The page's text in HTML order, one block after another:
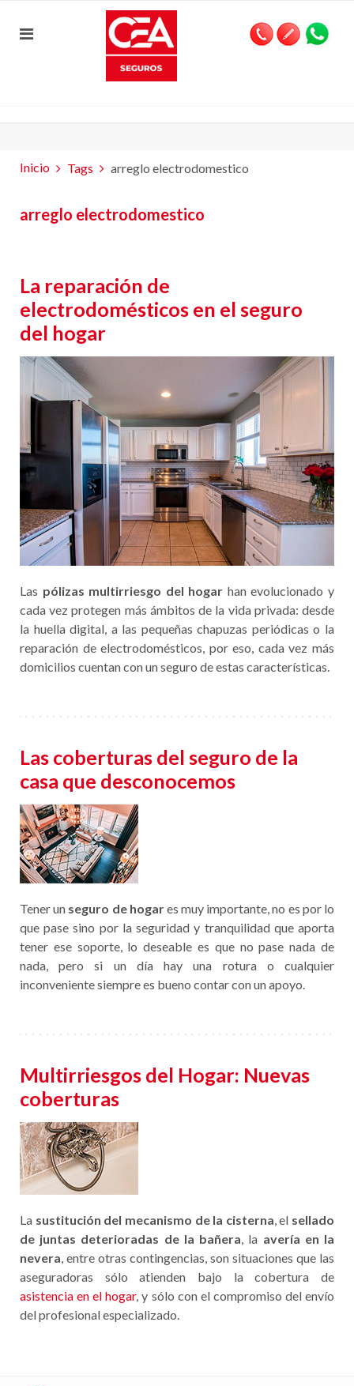
Inicio Tags arreglo electrodomestico
arreglo electrodomestico
La reparación de
electrodomésticos en el seguro
del hogar
Las pólizas multirriesgo del hogar han evolucionado y
cada vez protegen más ámbitos de la vida privada: desde
la huella digital, a las pequeñas chapuzas periódicas o la
reparación de electrodomésticos, por eso, cada vez más
domicilios cuentan con un seguro de estas características.
Las coberturas del seguro de la
casa que desconocemos
Tener un seguro de hogares muy importante,no es por lo
que pase sino por la seguridad y tranquilidad que aporta
tener ese soporte, lo deseable es que no pase nada de
nada, pero si un día hay una rotura o cualquier
inconveniente siempre es bueno contar con un apoyo.
Multirriesgos del Hogar: Nuevas
coberturas
La sustitución del mecanismo de la cisterna, el sellado
de juntas deterioradas de la bañera, la avería en la
nevera, entre otras contingencias, son situaciones que las
aseguradoras sólo atienden bajo la cobertura de
asistencia en el hogar, y sólo con el compromiso del envío
del profesional especializado.